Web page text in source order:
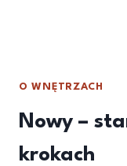
O WNĘTRZACH
Nowy –
krokach